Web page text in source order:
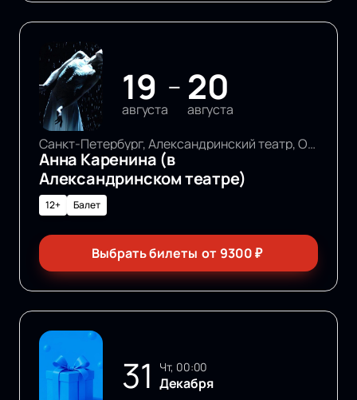
19
августа
— 20
августа
Санкт-Петербург, Александринский театр, Основная сцена
Анна Каренина (в
Александринском театре)
12+ Балет
Выбрать билеты от 9300₽
31 чт, 00:00
Декабря